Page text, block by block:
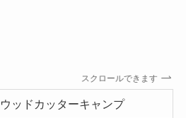
スクロールできます
ウッドカッターキャンプ